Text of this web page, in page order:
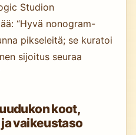
Studion
“Hyvä nonogram-
pikseleitä; se kuratoi
sijoitus seuraa
koot,
vaikeustaso